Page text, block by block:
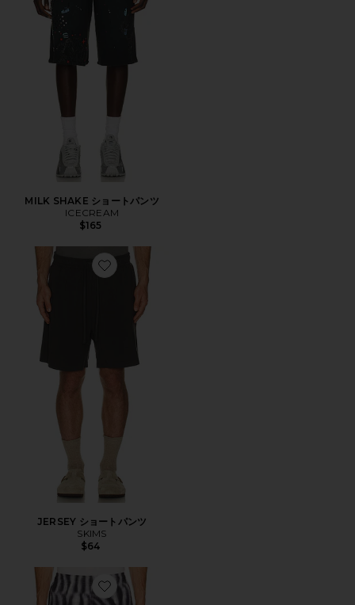
MILK SHAKE ショートパンツ
ICECREAM
$165
Favorite JERSEY ショートパンツ
JERSEY ショートパンツ
SKIMS
$64
Favorite ショートパンツ